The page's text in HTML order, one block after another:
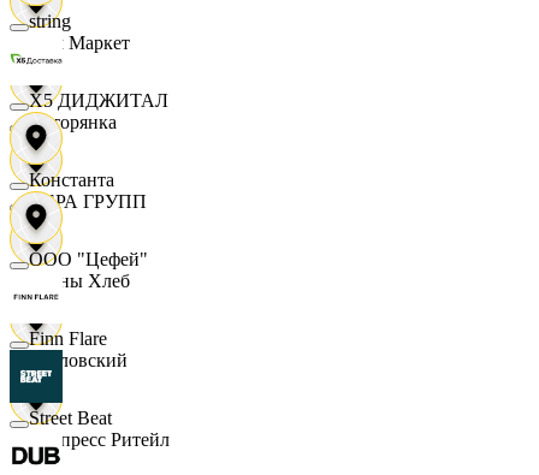
Хом Маркет
Хуторянка
ЦЕРА ГРУПП
Челны Хлеб
Чкаловский
Экспресс Ритейл
string
X5 ДИДЖИТАЛ
Константа
ООО "Цефей"
Finn Flare
Street Beat